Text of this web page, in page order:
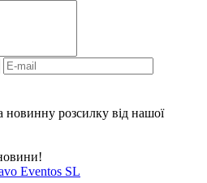
розсилку від нашої